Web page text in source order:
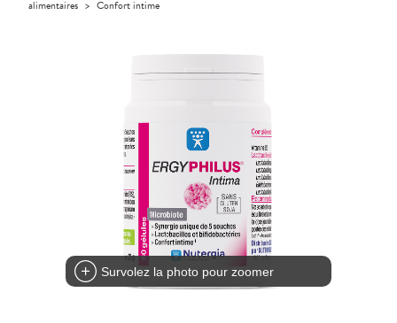
PHARMACIES
DISPOSITIFS
DE SANTÉ
D’ORDONNANCE
alimentaires > Confort intime
Survolez la photo pour zoomer